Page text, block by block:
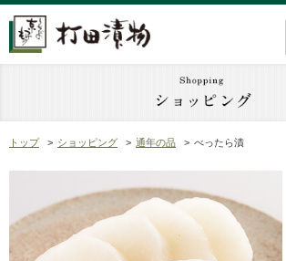
トップ ショッピング 通年の品 べったら漬